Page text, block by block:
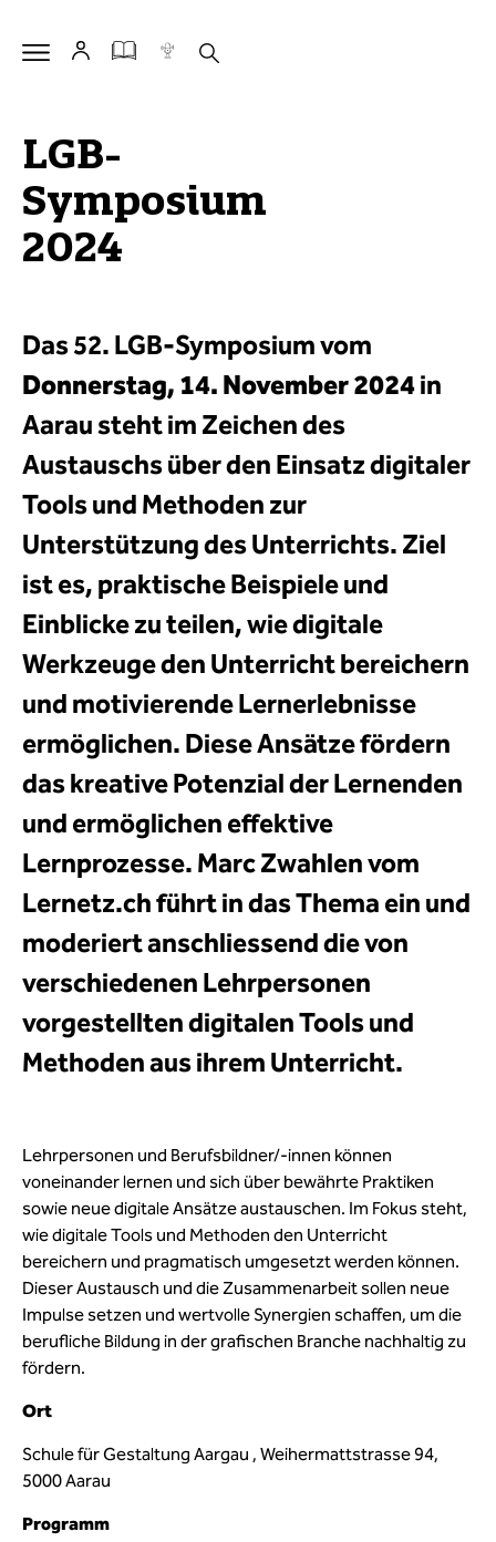
LGB-
Symposium
2024
Das 52. LGB-Symposium vom
Donnerstag, 14. November 2024in
Aarau steht im Zeichen des
Austauschs über den Einsatz digitaler
Tools und Methoden zur
Unterstützung des Unterrichts. Ziel
ist es, praktische Beispiele und
Einblicke zu teilen, wie digitale
Werkzeuge den Unterricht bereichern
und motivierende Lernerlebnisse
ermöglichen. Diese Ansätze fördern
das kreative Potenzial der Lernenden
und ermöglichen effektive
Lernprozesse. Marc Zwahlen vom
Lernetz.ch führt in das Thema ein und
moderiert anschliessend die von
verschiedenen Lehrpersonen
vorgestellten digitalen Tools und
Methoden aus ihrem Unterricht.
Lehrpersonen und Berufsbildner/-innen können
voneinander lernen und sich über bewährte Praktiken
sowie neue digitale Ansätze austauschen. Im Fokus steht,
wie digitale Tools und Methoden den Unterricht
bereichern und pragmatisch umgesetzt werden können.
Dieser Austausch und die Zusammenarbeit sollen neue
Impulse setzen und wertvolle Synergien schaffen, um die
berufliche Bildung in der grafischen Branche nachhaltig zu
fördern.
Ort
Schule für Gestaltung Aargau , Weihermattstrasse 94,
5000 Aarau
Programm